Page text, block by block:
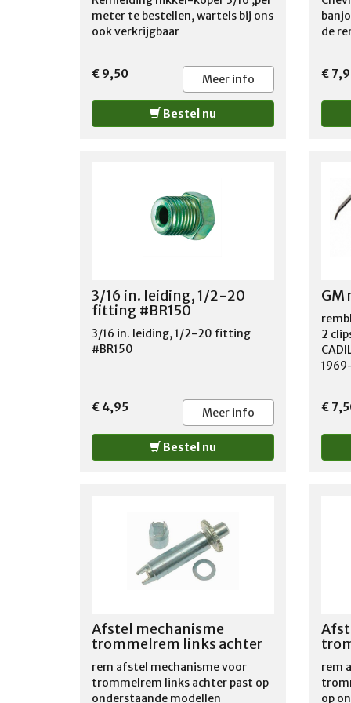
1988
1979
1978-
meter te bestellen, wartels bij ons
ook verkrijgbaar
€ 9,50 Meer info
Bestel nu
de
€
3/16 in. leiding, 1/2-20
fitting #BR150
3/16 in. leiding, 1/2-20 fitting
#BR150
€ 4,95 Meer info
Bestel nu
GM
2
€
Afstel mechanisme
trommelrem links achter
rem afstel mechanisme voor
trommelrem links achter past op
onderstaande modellen
rem
op